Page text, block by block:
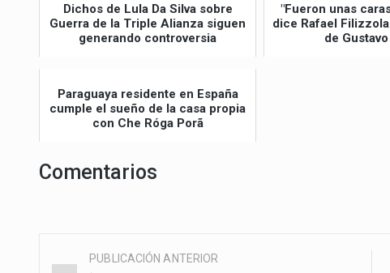
Dichos de Lula Da Silva sobre
Guerra de la Triple Alianza siguen
generando controversia
"Fueron unas
dice Rafael
de
Paraguaya residente en España
cumple el sueño de la casa propia
con Che Róga Porã
Comentarios
Post
PUBLICACIÓN ANTERIOR